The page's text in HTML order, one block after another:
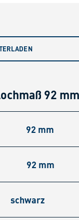
92 mm
92 mm
92 mm
schwarz